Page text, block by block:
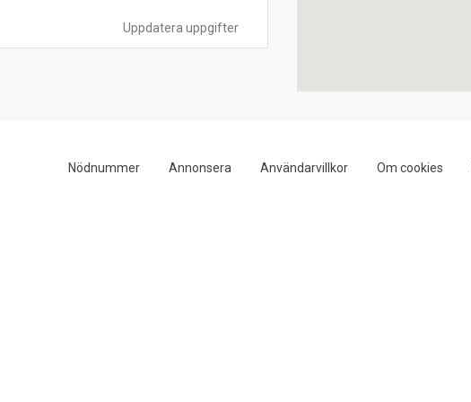
Uppdatera uppgifter
Nödnummer Annonsera Användarvillkor Om cookies